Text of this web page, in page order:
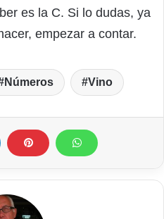
es la C. Si lo dudas, ya
empezar a contar.
Números Vino